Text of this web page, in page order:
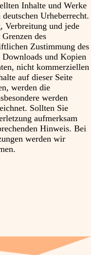
Inhalte und Werke
Urheberrecht.
Verbreitung und jede
des
Zustimmung des
und Kopien
nicht kommerziellen
auf dieser Seite
werden die
werden
Sollten Sie
aufmerksam
Hinweis. Bei
werden wir